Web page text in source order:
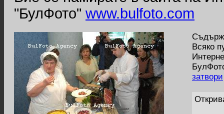
"БулФото" www.bulfoto.com
Всяко
затвори